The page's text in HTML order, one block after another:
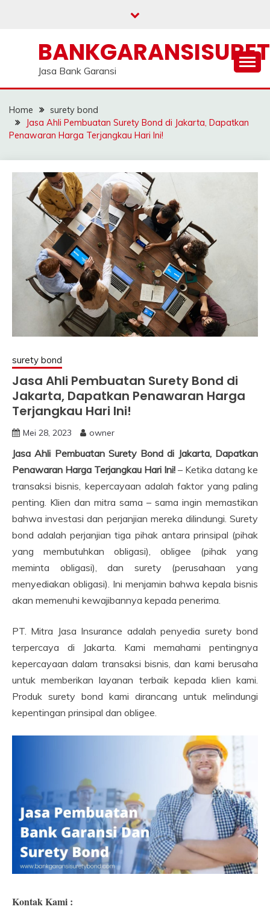
Jasa Bank Garansi
Home
surety bond
Jasa Ahli Pembuatan Surety Bond di Jakarta, Dapatkan
Penawaran Harga Terjangkau Hari Ini!
surety bond
Jasa Ahli Pembuatan Surety Bond di
Jakarta, Dapatkan Penawaran Harga
Terjangkau Hari Ini!
Mei 28, 2023 owner
Jasa Ahli Pembuatan Surety Bond di Jakarta, Dapatkan
Penawaran Harga Terjangkau Hari Ini! – Ketika datang ke
transaksi bisnis, kepercayaan adalah faktor yang paling
penting. Klien dan mitra sama – sama ingin memastikan
bahwa investasi dan perjanjian mereka dilindungi. Surety
bond adalah perjanjian tiga pihak antara prinsipal (pihak
yang membutuhkan obligasi), obligee (pihak yang
meminta obligasi), dan surety (perusahaan yang
menyediakan obligasi). Ini menjamin bahwa kepala bisnis
akan memenuhi kewajibannya kepada penerima.
PT. Mitra Jasa Insurance adalah penyedia surety bond
terpercaya di Jakarta. Kami memahami pentingnya
kepercayaan dalam transaksi bisnis, dan kami berusaha
untuk memberikan layanan terbaik kepada klien kami.
Produk surety bond kami dirancang untuk melindungi
kepentingan prinsipal dan obligee.
Kontak Kami :